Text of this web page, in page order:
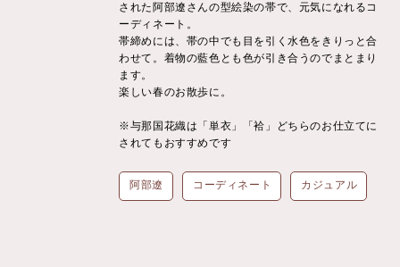
された阿部遼さんの型絵染の帯で、元気になれるコ
ーディネート。
帯締めには、帯の中でも目を引く水色をきりっと合
わせて。着物の藍色とも色が引き合うのでまとまり
ます。
楽しい春のお散歩に。
※与那国花織は「単衣」「袷」どちらのお仕立てに
されてもおすすめです
阿部遼 コーディネート カジュアル